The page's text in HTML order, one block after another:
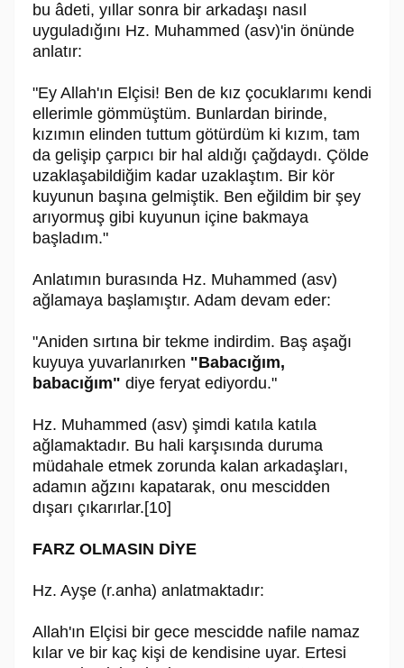
bu âdeti, yıllar sonra bir arkadaşı nasıl
uyguladığını Hz. Muhammed (asv)'in önünde
anlatır:
"Ey Allah'ın Elçisi! Ben de kız çocuklarımı kendi
ellerimle gömmüştüm. Bunlardan birinde,
kızımın elinden tuttum götürdüm ki kızım, tam
da gelişip çarpıcı bir hal aldığı çağdaydı. Çölde
uzaklaşabildiğim kadar uzaklaştım. Bir kör
kuyunun başına gelmiştik. Ben eğildim bir şey
arıyormuş gibi kuyunun içine bakmaya
başladım."
Anlatımın burasında Hz. Muhammed (asv)
ağlamaya başlamıştır. Adam devam eder:
"Aniden sırtına bir tekme indirdim. Baş aşağı
kuyuya yuvarlanırken "Babacığım,
babacığım" diye feryat ediyordu."
Hz. Muhammed (asv) şimdi katıla katıla
ağlamaktadır. Bu hali karşısında duruma
müdahale etmek zorunda kalan arkadaşları,
adamın ağzını kapatarak, onu mescidden
dışarı çıkarırlar.[10]
FARZ OLMASIN DİYE
Hz. Ayşe (r.anha) anlatmaktadır:
Allah'ın Elçisi bir gece mescidde nafile namaz
kılar ve bir kaç kişi de kendisine uyar. Ertesi